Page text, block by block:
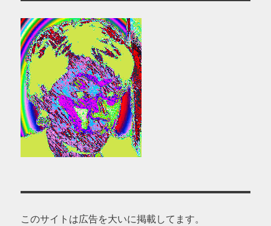
このサイトは広告を大いに掲載してます。